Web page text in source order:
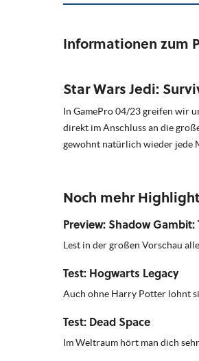
Informationen zum
Star Wars Jedi:
In GamePro 04/23 greifen wir
direkt im Anschluss an die
gewohnt natürlich wieder jede
Noch mehr
Preview: Shadow Gambit:
Lest in der großen Vorschau
Test: Hogwarts Legacy
Auch ohne Harry Potter lohnt
Test: Dead Space
Im Weltraum hört man dich